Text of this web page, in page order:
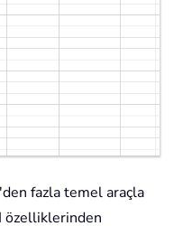
fazla temel araçla
özelliklerinden